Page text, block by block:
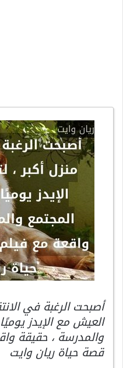
أصبحت الرغبة في
العيش مع الإيدز
والمدرسة ، حقيقة
قصة حياة ريان وايت